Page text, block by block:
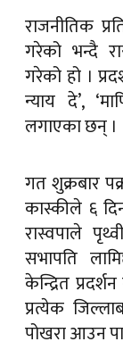
राजनीतिक
गरेको भन्दै
गरेको हो ।
न्याय दे’,
लगाएका छन् ।
गत शुक्रबार
कास्कीले ६
रास्वपाले
सभापति
केन्द्रित
प्रत्येक
पोखरा आउन